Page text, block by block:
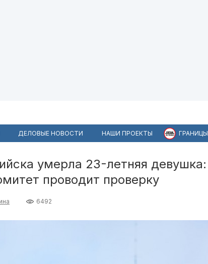
ДЕЛОВЫЕ НОВОСТИ НАШИ ПРОЕКТЫ ГРАНИЦЫ
умерла 23-летняя девушка:
проводит проверку
6492